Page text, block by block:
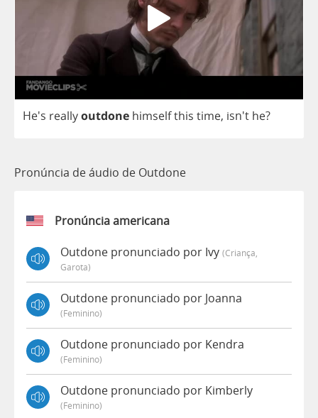
He's reallyoutdone himselfthis time, isn't he?
Pronúncia de áudio de Outdone
Pronúncia americana
Outdone pronunciado por Ivy (criança,
Garota)
Outdone pronunciado por Joanna
(feminino)
Outdone pronunciado por Kendra
(feminino)
Outdone pronunciado por Kimberly
(feminino)